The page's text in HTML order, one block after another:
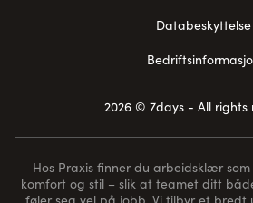
Databeskyttelse
2026 © 7days - All rights
Hos Praxis finner du arbeidsklær
komfort og stil – slik at teamet ditt